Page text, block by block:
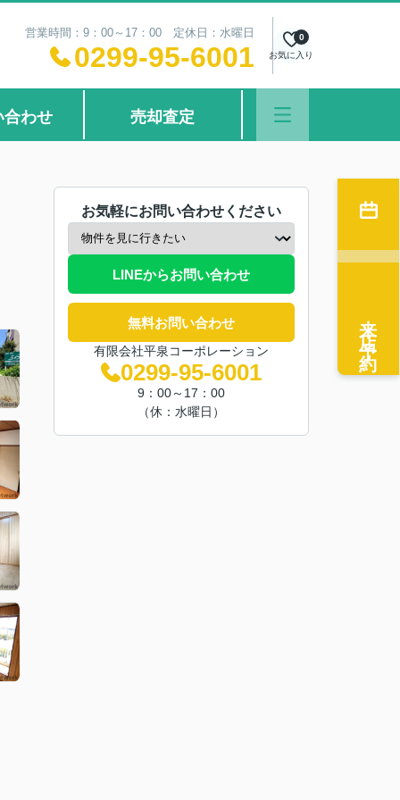
営業時間：9：00～17：00 定休日：水曜日
0299-95-6001 お気に入り
0
合わせ 売却査定
お気軽にお問い合わせください
LINEからお問い合わせ
無料お問い合わせ
有限会社平泉コーポレーション
0299-95-6001
9：00～17：00
（休：水曜日）
来店予約